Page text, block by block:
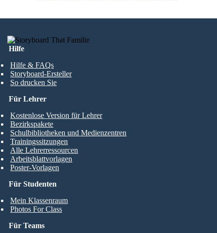
Hilfe
Hilfe & FAQs
Storyboard-Ersteller
So drucken Sie
Für Studenten
Mein Klassenraum
Photos For Class
Für Lehrer
Kostenlose Version für Lehrer
Bezirkspakete
Schulbibliotheken und Medienzentren
Trainingssitzungen
Alle Lehrerressourcen
Arbeitsblattvorlagen
Poster-Vorlagen
Für Teams